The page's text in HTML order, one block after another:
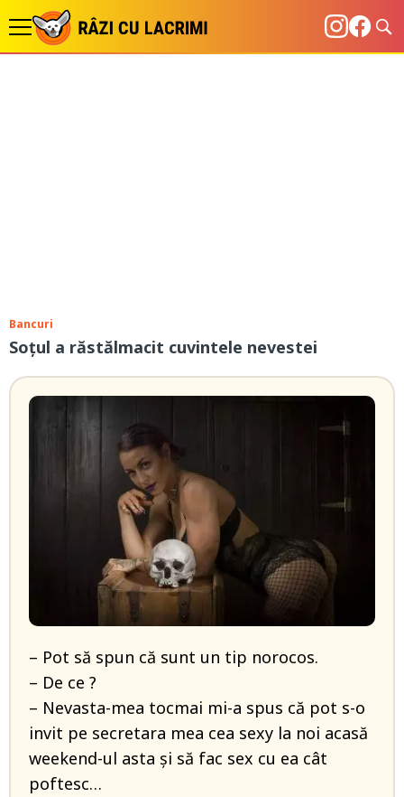
Bancuri
Soțul a răstălmacit cuvintele nevestei
– Pot să spun că sunt un tip norocos.
– De ce ?
– Nevasta-mea tocmai mi-a spus că pot s-o
invit pe secretara mea cea sexy la noi acasă
weekend-ul asta și să fac sex cu ea cât
poftesc…